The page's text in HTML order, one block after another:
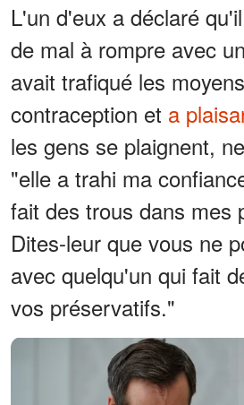
L'un d'eux a déclaré
de mal à rompre avec
avait trafiqué les
contraception et a
les gens se plaignent,
"elle a trahi ma
fait des trous dans mes
Dites-leur que vous ne
avec quelqu'un qui fait
vos préservatifs."